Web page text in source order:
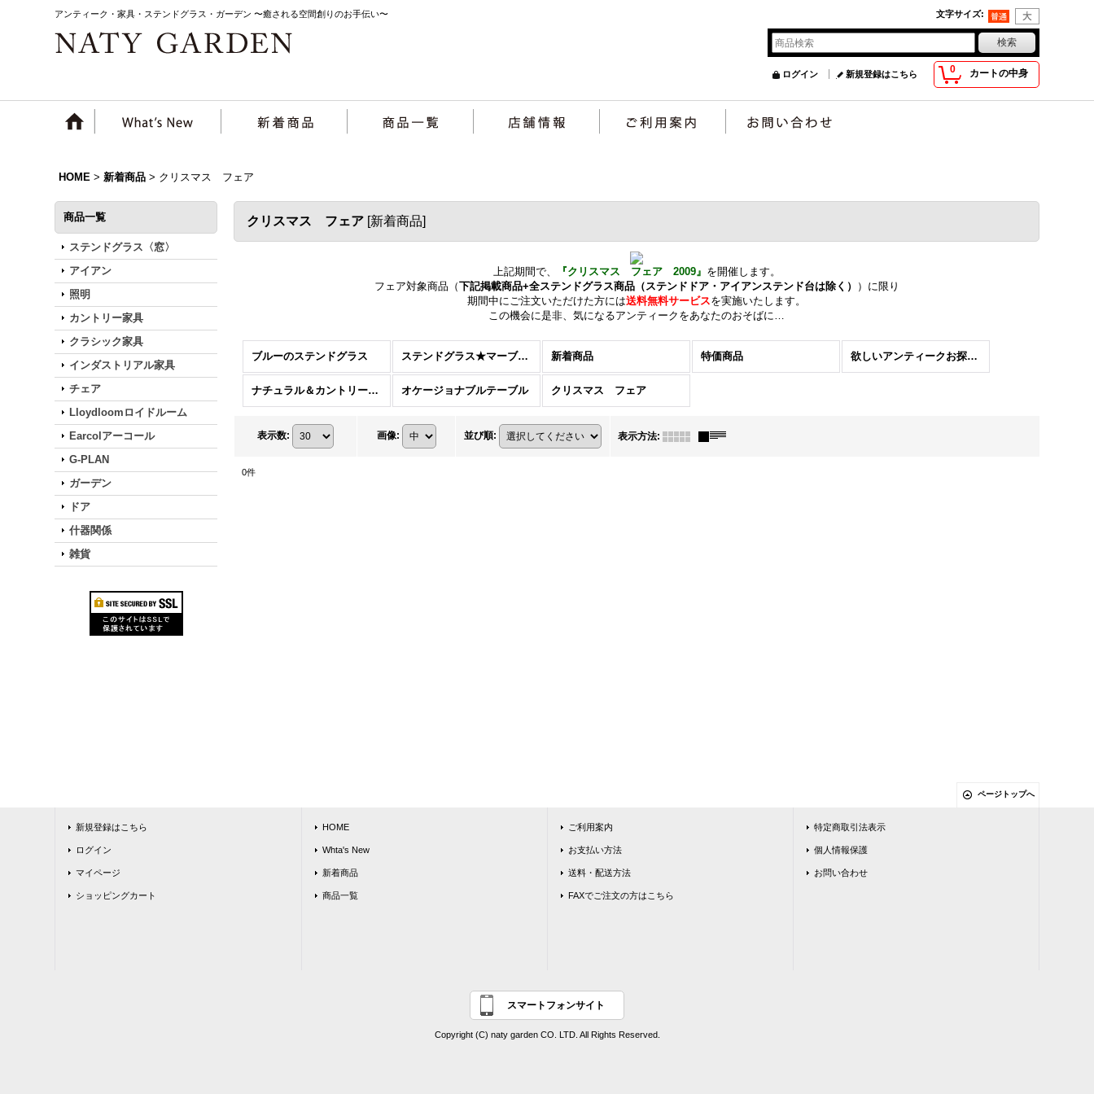
アンティーク・家具・ステンドグラス・ガーデン 〜癒される空間創りのお手伝い〜 文字サイズ:
0 カートの中身
ログイン 新規登録はこちら
HOME > 新着商品 > クリスマス フェア
商品一覧
ステンドグラス〈窓〉
アイアン
照明
カントリー家具
クラシック家具
インダストリアル家具
チェア
Lloydloomロイドルーム
Earcolアーコール
G-PLAN
ガーデン
ドア
什器関係
雑貨
クリスマス フェア [新着商品]
上記期間で、 『クリスマス フェア 2009』 を開催します。
フェア対象商品（下記掲載商品+全ステンドグラス商品（ステンドドア・アイアンステンド台は除く）
）に限り
期間中にご注文いただけた方には送料無料サービスを実施いたします。
この機会に是非、気になるアンティークをあなたのおそばに…
ブルーのステンドグラス ステンドグラス★マーブル特集 新着商品 特価商品 欲しいアンティークお探しします
ナチュラル＆カントリースタイル特集 オケージョナブルテーブル クリスマス フェア
表示数: 画像: 並び順: 表示方法:
0件
ページトップへ
新規登録はこちら
ログイン
マイページ
ショッピングカート
HOME
Whta's New
新着商品
商品一覧
ご利用案内
お支払い方法
送料・配送方法
FAXでご注文の方はこちら
特定商取引法表示
個人情報保護
お問い合わせ
スマートフォンサイト
Copyright (C) naty garden CO. LTD. All Rights Reserved.